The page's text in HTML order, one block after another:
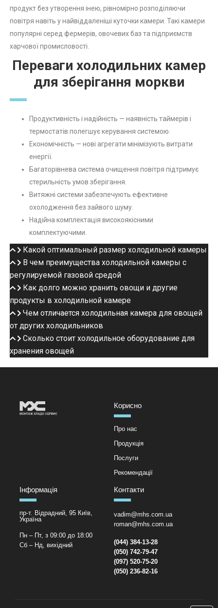
продукт без утворення інею, рівномірно розподіляючи
повітря навіть у найвіддаленіші куточки камери. Такі камери
популярні серед фермерів, овочевих баз та підприємств
харчової промисловості.
Переваги холодильних камер
для зберігання моркви
Продуктивність і надійність — наявність таймерів і
термостатів полегшує керування системою.
Економічність — нові агрегати мінімізують витрати
енергії.
Багаторівнева система очищення повітря підтримує
стерильність умов зберігання.
Витяжні системи забезпечують ефективне
охолодження без зайвого шуму.
Надійна комплектація високоякісними
комплектуючими.
Какой оптимальный размер холодильной камеры
В чем преимущества холодильной камеры c
регулируемой газовой средой
Как долго можно хранить овощи и другие
продукты в холодильной камере
Чем отличается холодильная камера для овощей
от других холодильников
Сколько стоит холодильное оборудование для
хранения овощей
Корисно
Про нас
Продукція
Послуги
Рекомендації
Інформація
пр-т. Відрадний, 95 Київ,
Україна
Пн – Пт, з 09:00 до 18:00
Сб – Нд, вихідний
Контакти
vadim@mhs.com.ua
roman@mhs.com.ua
(044) 384-13-28
(050) 742-79-47
(097) 520-75-20
(050) 236-82-16